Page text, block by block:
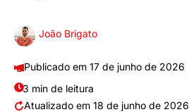
João Brigato
17 de junho de 2026
3 min de leitura
18 de junho de 2026